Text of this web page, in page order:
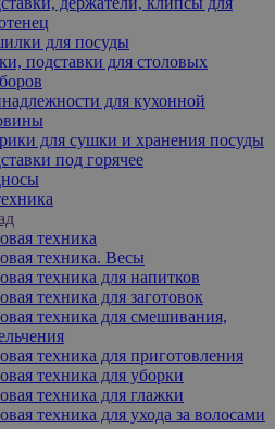
для посуды
подставки для столовых
для кухонной
для сушки и хранения посуды
под горячее
техника
техника. Весы
техника для напитков
техника для заготовок
техника для смешивания,
техника для приготовления
техника для уборки
техника для глажки
техника для ухода за волосами